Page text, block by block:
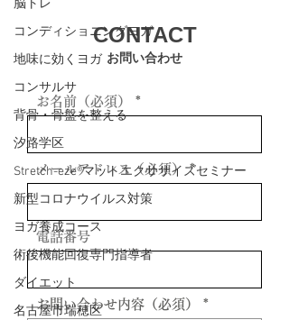
脳トレ
コンディショニングヨガ
地味に効くヨガ
コンサルサ
背骨・骨盤を整える
汐路学区
Stretch-eze®マットエクササイズセミナー
新型コロナウイルス対策
ヨガ養成コース
術後機能回復専門指導者
ダイエット
名古屋市瑞穂区
お問い合わせ
CONTACT
お名前（必須）
メールアドレス（必須）
電話番号
お問い合わせ内容（必須）